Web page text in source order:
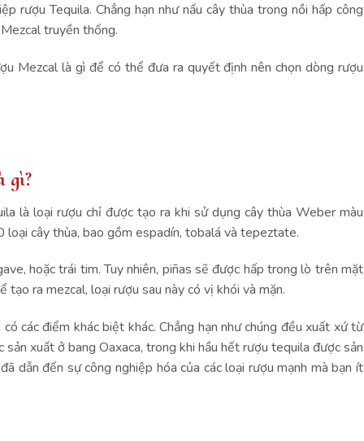
rượu Tequila. Chẳng hạn như nấu cây thùa trong nồi hấp công
truyền thống.
Mezcal là gì để có thể đưa ra quyết định nên chọn dòng rượu
gì?
là loại rượu chỉ được tạo ra khi sử dụng cây thùa Weber màu
loại cây thùa, bao gồm espadín, tobalá và tepeztate.
hoặc trái tim. Tuy nhiên, piñas sẽ được hấp trong lò trên mặt
ra mezcal, loại rượu sau này có vị khói và mặn.
các điểm khác biệt khác. Chẳng hạn như chúng đều xuất xứ từ
xuất ở bang Oaxaca, trong khi hầu hết rượu tequila được sản
dẫn đến sự công nghiệp hóa của các loại rượu mạnh mà bạn ít